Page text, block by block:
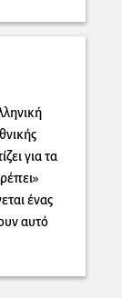
για τα
ένας
αυτό